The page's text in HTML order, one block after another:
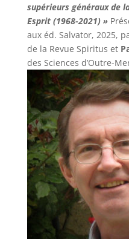
supérieurs généraux de
Esprit (1968-2021) »
aux éd. Salvator, 2025,
de la Revue Spiritus et
des Sciences d’Outre-